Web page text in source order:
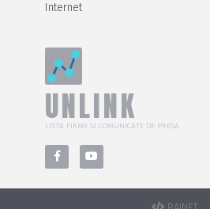
Internet
UNLINK
LISTA FIRME SI COMUNICATE DE PRESA